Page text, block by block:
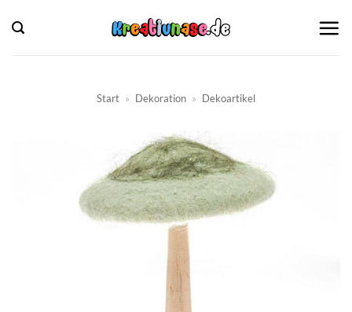
Inhalt
springen
Start » Dekoration » Dekoartikel